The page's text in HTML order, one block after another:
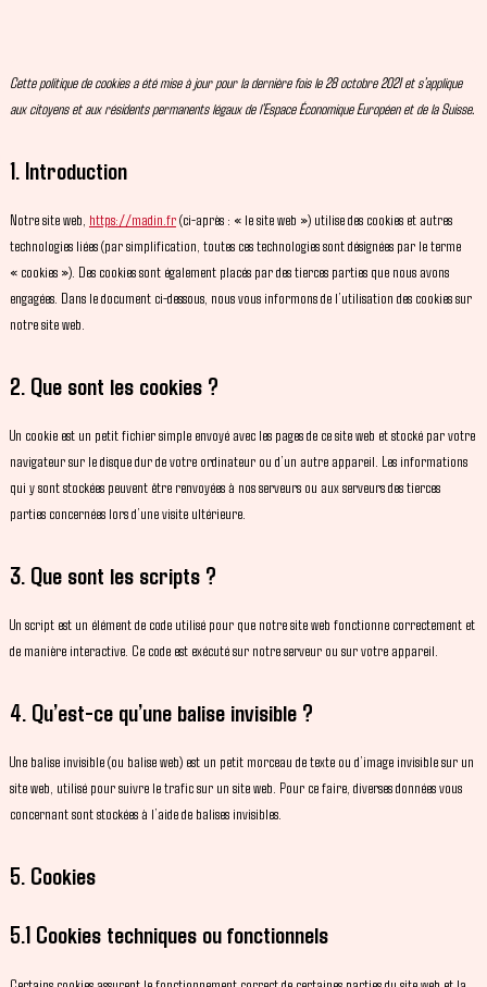
Cette politique de cookies a été mise à jour pour la dernière fois le 28 octobre 2021 et s’applique
aux citoyens et aux résidents permanents légaux de l’Espace Économique Européen et de la Suisse.
1. Introduction
Notre site web, https://madin.fr(ci-après : « le site web ») utilise des cookies et autres
technologies liées (par simplification, toutes ces technologies sont désignées par le terme
« cookies »). Des cookies sont également placés par des tierces parties que nous avons
engagées. Dans le document ci-dessous, nous vous informons de l’utilisation des cookies sur
notre site web.
2. Que sont les cookies ?
Un cookie est un petit fichier simple envoyé avec les pages de ce site web et stocké par votre
navigateur sur le disque dur de votre ordinateur ou d’un autre appareil. Les informations
qui y sont stockées peuvent être renvoyées à nos serveurs ou aux serveurs des tierces
parties concernées lors d’une visite ultérieure.
3. Que sont les scripts ?
Un script est un élément de code utilisé pour que notre site web fonctionne correctement et
de manière interactive. Ce code est exécuté sur notre serveur ou sur votre appareil.
4. Qu’est-ce qu’une balise invisible ?
Une balise invisible (ou balise web) est un petit morceau de texte ou d’image invisible sur un
site web, utilisé pour suivre le trafic sur un site web. Pour ce faire, diverses données vous
concernant sont stockées à l’aide de balises invisibles.
5. Cookies
5.1 Cookies techniques ou fonctionnels